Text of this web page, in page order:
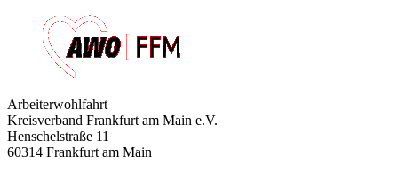
Arbeiterwohlfahrt
Kreisverband Frankfurt am Main e.V.
Henschelstraße 11
60314 Frankfurt am Main